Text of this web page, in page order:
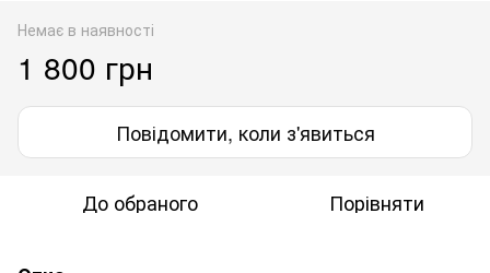
Немає в наявності
1 800 грн
Повідомити, коли з'явиться
До обраного Порівняти